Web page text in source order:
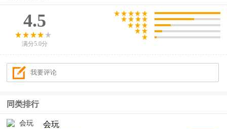
4.5
满分5.0分
同类排行
会玩